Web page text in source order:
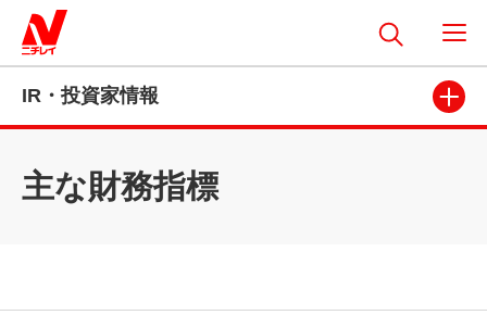
IR・投資家情報
主な財務指標